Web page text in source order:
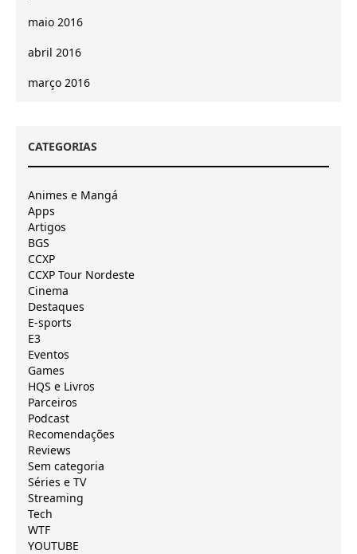
maio 2016
abril 2016
março 2016
CATEGORIAS
Animes e Mangá
Apps
Artigos
BGS
CCXP
CCXP Tour Nordeste
Cinema
Destaques
E-sports
E3
Eventos
Games
HQS e Livros
Parceiros
Podcast
Recomendações
Reviews
Sem categoria
Séries e TV
Streaming
Tech
WTF
YOUTUBE